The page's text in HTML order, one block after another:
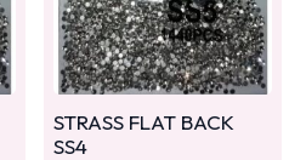
STRASS FLAT BACK
SS4